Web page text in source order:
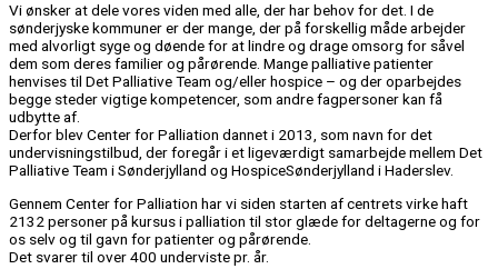
Vi ønsker at dele vores viden med alle, der har behov for det. I de
sønderjyske kommuner er der mange, der på forskellig måde arbejder
med alvorligt syge og døende for at lindre og drage omsorg for såvel
dem som deres familier og pårørende. Mange palliative patienter
henvises til Det Palliative Team og/eller hospice – og der oparbejdes
begge steder vigtige kompetencer, som andre fagpersoner kan få
udbytte af.
Derfor blev Center for Palliation dannet i 2013, som navn for det
undervisningstilbud, der foregår i et ligeværdigt samarbejde mellem Det
Palliative Team i Sønderjylland og HospiceSønderjylland i Haderslev.
Gennem Center for Palliation har vi siden starten af centrets virke haft
2132 personer på kursus i palliation til stor glæde for deltagerne og for
os selv og til gavn for patienter og pårørende.
Det svarer til over 400 underviste pr. år.